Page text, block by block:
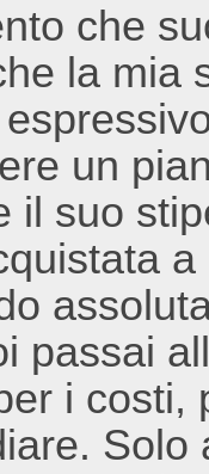
che
la mia
un
il suo
passai
i costi,